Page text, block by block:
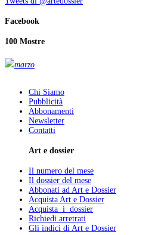
Facebook
100 Mostre
marzo
Chi Siamo
Pubblicità
Abbonamenti
Newsletter
Contatti
Art e dossier
Il numero del mese
Il dossier del mese
Abbonati ad Art e Dossier
Acquista Art e Dossier
Acquista i dossier
Richiedi arretrati
Gli indici di Art e Dossier